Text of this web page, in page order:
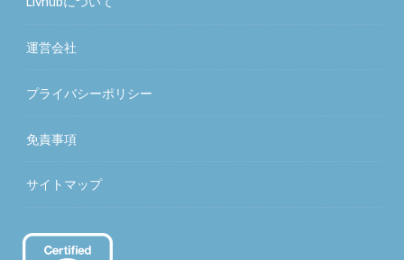
運営会社
プライバシーポリシー
免責事項
サイトマップ